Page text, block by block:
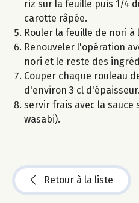
riz sur la feuille puis 1/4
carotte râpée.
Rouler la feuille de nori
Renouveler l'opération
nori et le reste des
Couper chaque rouleau
d'environ 3 cl d'épaisseur.
servir frais avec la sauce
wasabi).
Retour à la liste